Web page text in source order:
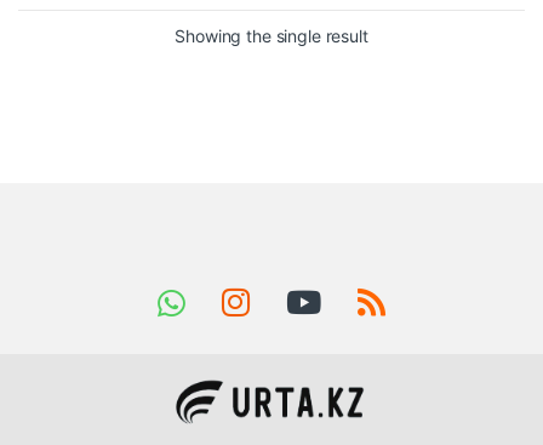
Showing the single result